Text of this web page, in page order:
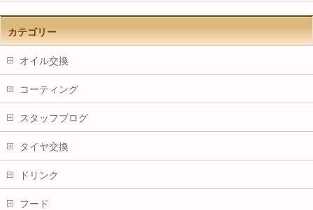
カテゴリー
オイル交換
コーティング
スタッフブログ
タイヤ交換
ドリンク
フード